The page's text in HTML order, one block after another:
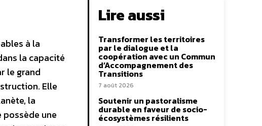
à la
la capacité
le grand
Elle
la
possède une
Lire aussi
Transformer les territoires
par le dialogue et la
coopération avec un Commun
d’Accompagnement des
Transitions
7 août 2026
Soutenir un pastoralisme
durable en faveur de socio-
écosystèmes résilients